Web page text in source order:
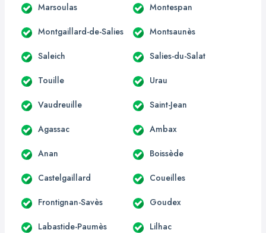
Marsoulas Montespan
Montgaillard-de-Salies Montsaunès
Saleich Salies-du-Salat
Touille Urau
Vaudreuille Saint-Jean
Agassac Ambax
Anan Boissède
Castelgaillard Coueilles
Frontignan-Savès Goudex
Labastide-Paumès Lilhac